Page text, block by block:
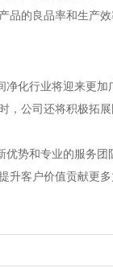
品的良品率和生产
化行业将迎来更加
，公司还将积极拓
势和专业的服务团
客户价值贡献更多